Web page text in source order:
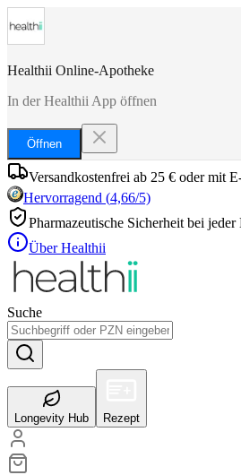
Healthii Online-Apotheke
In der Healthii App öffnen
Öffnen
Versandkostenfrei ab 25 € oder mit
Hervorragend (4,66/5)
Pharmazeutische Sicherheit bei jeder
Über Healthii
Suche
Longevity Hub Rezept